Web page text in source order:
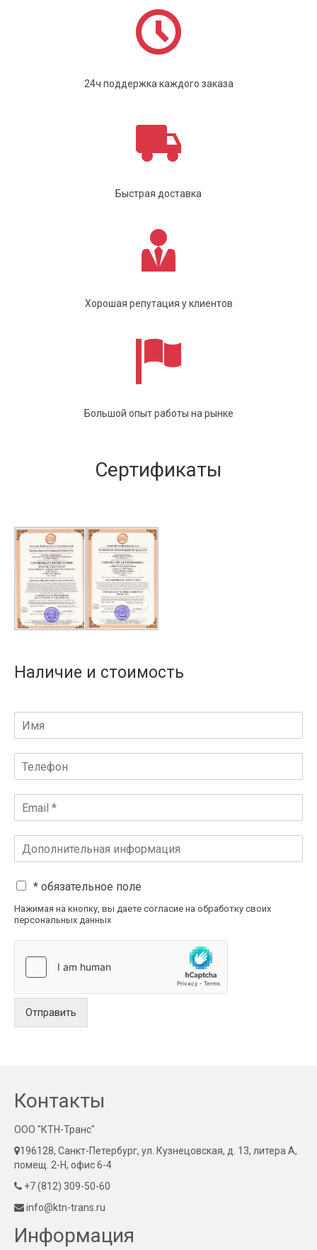
24ч поддержка каждого заказа
Быстрая доставка
Хорошая репутация у клиентов
Большой опыт работы на рынке
Сертификаты
Наличие и стоимость
* обязательное поле
Нажимая на кнопку, вы даете согласие на обработку своих
персональных данных
Отправить
Контакты
ООО "КТН-Транс"
196128, Санкт-Петербург, ул. Кузнецовская, д. 13, литера А,
помещ. 2-Н, офис 6-4
+7 (812) 309-50-60
info@ktn-trans.ru
Информация